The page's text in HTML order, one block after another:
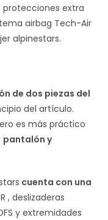
protecciones extra
airbag Tech-Air
alpinestars.
de dos piezas del
del artículo.
es más práctico
pantalón y
cuenta con una
, deslizaderas
y extremidades